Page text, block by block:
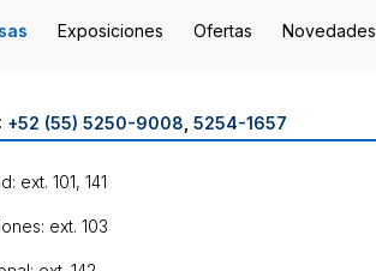
Exposiciones Ofertas Novedades
+52 (55) 5250-9008 5254-1657
ext. 101, 141
ext. 103